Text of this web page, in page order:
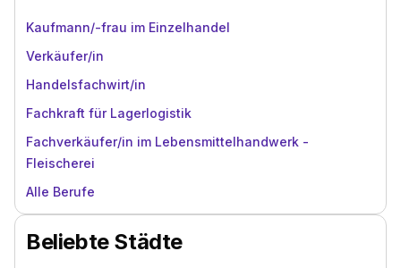
Kaufmann/-frau im Einzelhandel
Verkäufer/in
Handelsfachwirt/in
Fachkraft für Lagerlogistik
Fachverkäufer/in im Lebensmittelhandwerk -
Fleischerei
Alle Berufe
Beliebte Städte